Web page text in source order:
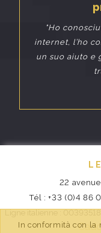
"Ho
internet, l’ho
un suo aiuto e
22
Tél : +33 (0)4 86
Ligne italienne :
In conformità con la